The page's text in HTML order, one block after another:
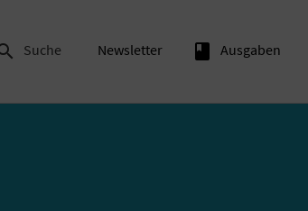
Suche Newsletter book Ausgaben